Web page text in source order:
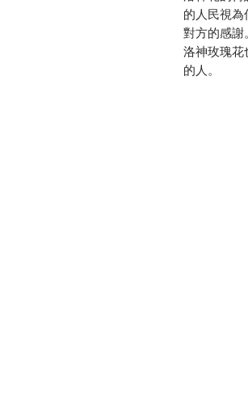
的人民視
對方的感謝。
洛神玫瑰花
的人。